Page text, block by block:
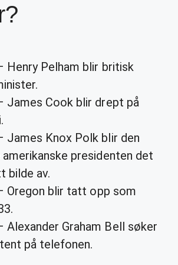
Henry Pelham blir britisk
James Cook blir drept på
James Knox Polk blir den
presidenten det
bilde av.
Oregon blir tatt opp som
Alexander Graham Bell søker
på telefonen.